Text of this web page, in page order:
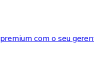
com o seu